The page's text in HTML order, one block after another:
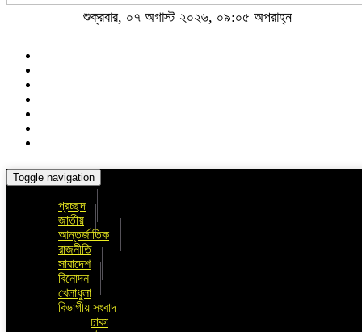
শুক্রবার, ০৭ অগাস্ট ২০২৬, ০৯:০৫ অপরাহ্ন
Toggle navigation
প্রচ্ছদ
জাতীয়
আন্তর্জাতিক
রাজনীতি
সারাদেশ
বিনোদন
খেলাধুলা
বিভাগীয় সংবাদ
ঢাকা